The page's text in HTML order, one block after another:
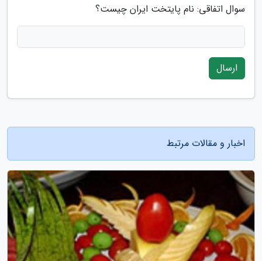
سوال اتفاقی: نام پایتخت ایران چیست؟
ارسال
اخبار و مقالات مرتبط